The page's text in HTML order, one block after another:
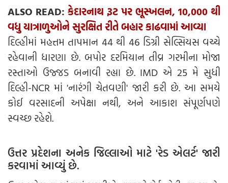
ALSO READ: કેદારનાથ રૂટ પર ભૂસ્ખલન, 10,000 થી
વધુ યાત્રાળુઓને સુરક્ષિત રીતે બહાર કાઢવામાં આવ્યા
દિલ્હીમાં મહત્તમ તાપમાન 44 થી 46 ડિગ્રી સેલ્સિયસ વચ્ચે
રહેવાની ધારણા છે. બપોર દરમિયાન તીવ્ર ગરમીના મોજા
રસ્તાઓ ઉજ્જડ બનાવી રહ્યા છે. IMD એ 25 મે સુધી
દિલ્હી-NCR માં 'નારંગી ચેતવણી' જારી કરી છે. આ સમયે
કોઈ વરસાદની અપેક્ષા નથી, અને આકાશ સંપૂર્ણપણે
સ્વચ્છ રહેશે.
ઉત્તર પ્રદેશના અનેક જિલ્લાઓ માટે 'રેડ એલર્ટ' જારી
કરવામાં આવ્યું છે.